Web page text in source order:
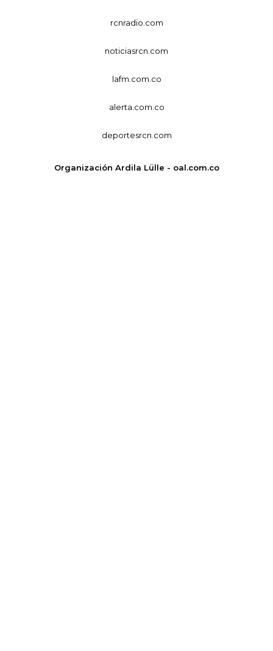
rcnradio.com
noticiasrcn.com
lafm.com.co
alerta.com.co
deportesrcn.com
Organización Ardila Lülle - oal.com.co